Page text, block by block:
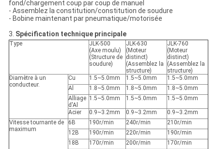
fond/chargement coup par coup de manuel
- Assemblez la constitution/constitution de soudure
- Bobine maintenant par pneumatique/motorisée
3. Spécification technique principale
Type
JLK-500
(Axe moulu)
(Structure de
soudure)
JLK-630
(Moteur
distinct)
(Assemblez la
structure)
JLK-760
(Moteur
distinct)
(Assemblez la
structure)
Diamètre à un
conducteur.
Cu 1.5~5.0mm 1.5~5.0mm
1.5~5.0mm
Al
1.8~5.0mm 1.8~5.0mm
1.8~5.0mm
Alliage
d'Al
1.5~5.0mm 1.5~5.0mm 1.5~5.0mm
Acier 0.9~3.2mm 0.9~3.2mm
0.9~3.2mm
Vitesse tournante de
maximum
6B 190r/min 240r/min
210r/min
12B
190r/min 220r/min
190r/min
18B
170r/min 200r/min
170r/min